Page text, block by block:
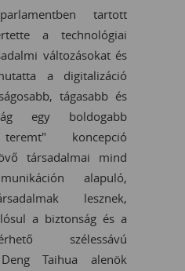
tartott
a technológiai
változásokat és
a digitalizáció
tágasabb és
egy boldogabb
teremt" koncepció
társadalmai mind
alapuló,
lesznek,
a biztonság és a
szélessávú
Taihua alenök